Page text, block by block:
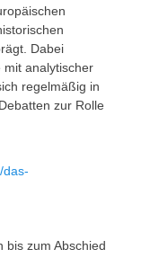
Dabei
mit analytischer
regelmäßig in
zur Rolle
das-
bis zum Abschied